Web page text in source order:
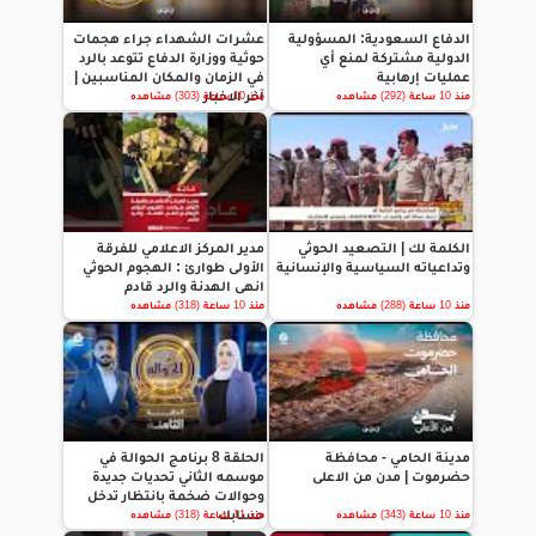
الدفاع السعودية: المسؤولية
الدولية مشتركة لمنع أي
عمليات إرهابية
منذ 10 ساعة (292) مشاهده
عشرات الشهداء جراء هجمات
حوثية ووزارة الدفاع تتوعد بالرد
في الزمان والمكان المناسبين |
آخر الاخبار
منذ 10 ساعة (303) مشاهده
الكلمة لك | التصعيد الحوثي
وتداعياته السياسية والإنسانية
منذ 10 ساعة (288) مشاهده
مدير المركز الاعلامي للفرقة
الأولى طوارئ : الهجوم الحوثي
انهى الهدنة والرد قادم
منذ 10 ساعة (318) مشاهده
مدينة الحامي - محافظة
حضرموت | مدن من الاعلى
منذ 10 ساعة (343) مشاهده
الحلقة 8 برنامج الحوالة في
موسمه الثاني تحديات جديدة
وحوالات ضخمة بانتظار تدخل
حسابك
منذ 11 ساعة (318) مشاهده